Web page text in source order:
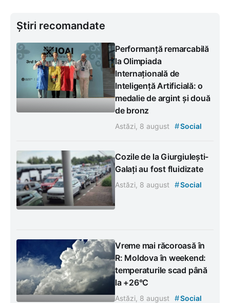
Știri recomandate
Performanță remarcabilă
la Olimpiada
Internațională de
Inteligență Artificială: o
medalie de argint și două
de bronz
Astăzi, 8 august #Social
Cozile de la Giurgiulești-
Galați au fost fluidizate
Astăzi, 8 august #Social
Vreme mai răcoroasă în
R: Moldova în weekend:
temperaturile scad până
la +26°C
Astăzi, 8 august #Social